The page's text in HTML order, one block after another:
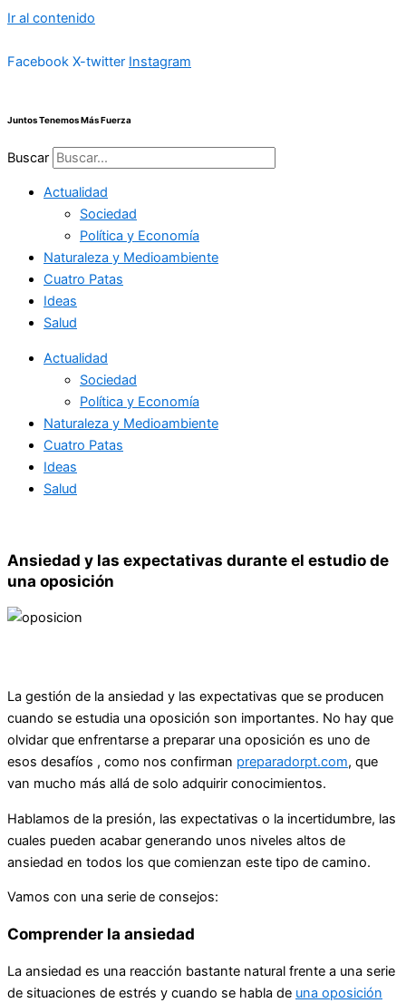
Ir al contenido
Facebook X-twitter Instagram
Juntos Tenemos Más Fuerza
Buscar
Actualidad
Sociedad
Política y Economía
Naturaleza y Medioambiente
Cuatro Patas
Ideas
Salud
Actualidad
Sociedad
Política y Economía
Naturaleza y Medioambiente
Cuatro Patas
Ideas
Salud
Ansiedad y las expectativas durante el estudio de
una oposición
La gestión de la ansiedad y las expectativas que se producen
cuando se estudia una oposición son importantes. No hay que
olvidar que enfrentarse a preparar una oposición es uno de
esos desafíos , como nos confirman preparadorpt.com, que
van mucho más allá de solo adquirir conocimientos.
Hablamos de la presión, las expectativas o la incertidumbre, las
cuales pueden acabar generando unos niveles altos de
ansiedad en todos los que comienzan este tipo de camino.
Vamos con una serie de consejos:
Comprender la ansiedad
La ansiedad es una reacción bastante natural frente a una serie
de situaciones de estrés y cuando se habla de una oposición